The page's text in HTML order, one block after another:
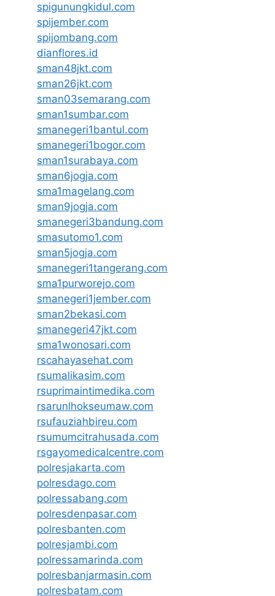
spigunungkidul.com
spijember.com
spijombang.com
dianflores.id
sman48jkt.com
sman26jkt.com
sman03semarang.com
sman1sumbar.com
smanegeri1bantul.com
smanegeri1bogor.com
sman1surabaya.com
sman6jogja.com
sma1magelang.com
sman9jogja.com
smanegeri3bandung.com
smasutomo1.com
sman5jogja.com
smanegeri1tangerang.com
sma1purworejo.com
smanegeri1jember.com
sman2bekasi.com
smanegeri47jkt.com
sma1wonosari.com
rscahayasehat.com
rsumalikasim.com
rsuprimaintimedika.com
rsarunlhokseumaw.com
rsufauziahbireu.com
rsumumcitrahusada.com
rsgayomedicalcentre.com
polresjakarta.com
polresdago.com
polressabang.com
polresdenpasar.com
polresbanten.com
polresjambi.com
polressamarinda.com
polresbanjarmasin.com
polresbatam.com